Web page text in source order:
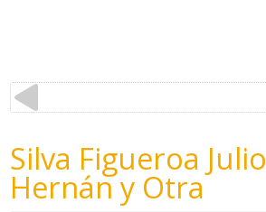
Silva Figueroa Julio
Hernán y Otra